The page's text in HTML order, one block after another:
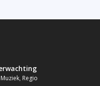
Muziek, Regio